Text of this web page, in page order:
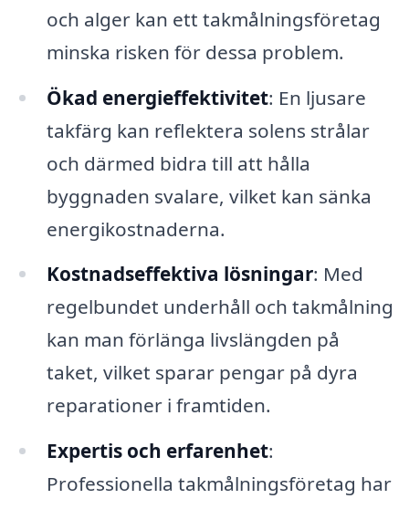
och alger kan ett takmålningsföretag
minska risken för dessa problem.
Ökad energieffektivitet: En ljusare
takfärg kan reflektera solens strålar
och därmed bidra till att hålla
byggnaden svalare, vilket kan sänka
energikostnaderna.
Kostnadseffektiva lösningar: Med
regelbundet underhåll och takmålning
kan man förlänga livslängden på
taket, vilket sparar pengar på dyra
reparationer i framtiden.
Expertis och erfarenhet:
Professionella takmålningsföretag har